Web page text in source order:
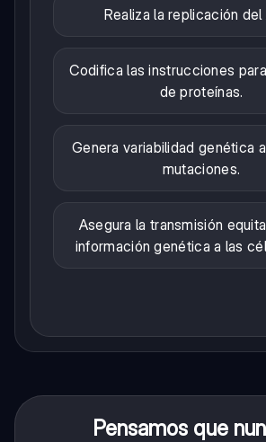
Realiza la replicación del
Codifica las instrucciones
de proteínas.
Genera variabilidad genética
mutaciones.
Asegura la transmisión
información genética a las
Pensamos que